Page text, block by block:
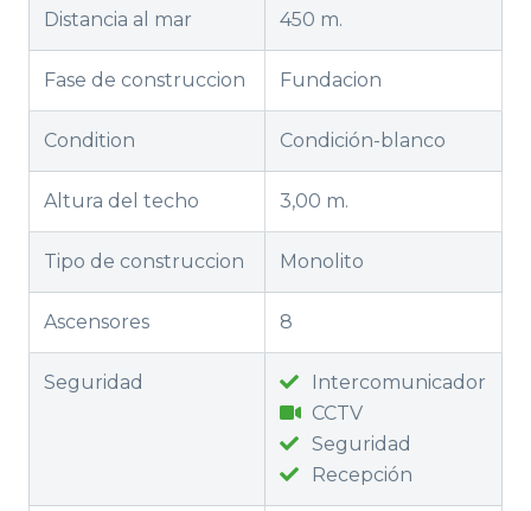
Distancia al mar 450 m.
Fase de construccion Fundacion
Condition Condición-blanco
Altura del techo 3,00 m.
Tipo de construccion Monolito
Ascensores 8
Seguridad
Intercomunicador
CCTV
Seguridad
Recepción